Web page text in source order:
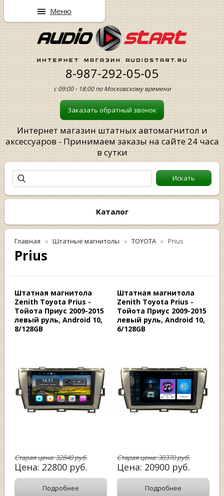
8-987-292-05-05
с 09:00 - 18:00 по Московскому времени
Заказать обратный звонок
Интернет магазин штатных автомагнитол и
аксессуаров - Принимаем заказы на сайте 24 часа
в сутки
Каталог
Главная Штатные магнитолы TOYOTA Prius
Prius
Штатная магнитола
Zenith Toyota Prius -
Тойота Приус 2009-2015
левый руль, Android 10,
8/128GB
Старая цена:32840руб.
Цена: 22800 руб.
Подробнее
Штатная магнитола
Zenith Toyota Prius -
Тойота Приус 2009-2015
левый руль, Android 10,
6/128GB
Старая цена:30370руб.
Цена: 20900 руб.
Подробнее
Меню